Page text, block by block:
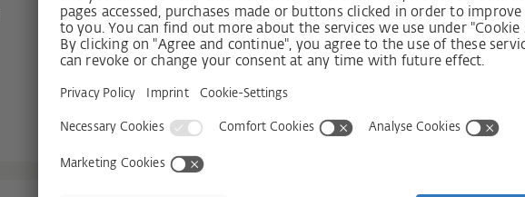
Обмежувач відкривання
Комфортні ножиці TITAN
Блокування від
використання
Літньо-зимове щілинне
провітрювання